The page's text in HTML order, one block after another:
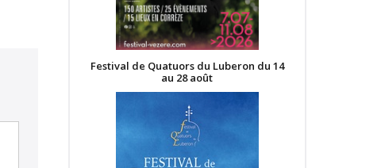
Festival de Quatuors du Luberon du 14
au 28 août